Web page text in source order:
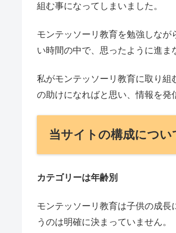
組む事になってしまいました。
モンテッソーリ教育を勉強しな
い時間の中で、思ったように進ま
私がモンテッソーリ教育に取り
の助けになればと思い、情報を発
当サイトの構成につい
カテゴリーは年齢別
モンテッソーリ教育は子供の成
うのは明確に決まっていません。